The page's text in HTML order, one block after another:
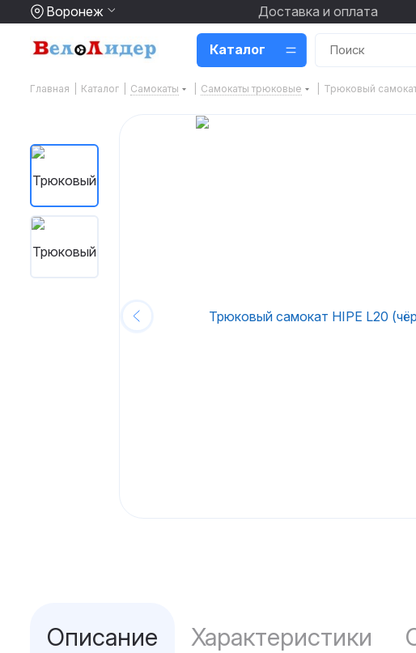
Воронеж Доставка и оплата
Каталог
Главная Каталог Самокаты Самокаты трюковые Трюковый
Описание Характеристики